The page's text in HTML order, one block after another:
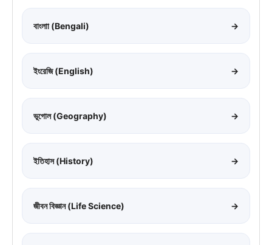
বাংলাা (Bengali) →
ইংরেজি (English) →
ভূগোল (Geography) →
ইতিহাস (History) →
জীবন বিজ্ঞান (Life Science) →